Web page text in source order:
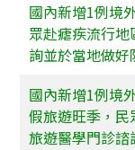
國內新增1例境
眾赴瘧疾流行
詢並於當地做好
國內新增1例境
假旅遊旺季，
旅遊醫學門診